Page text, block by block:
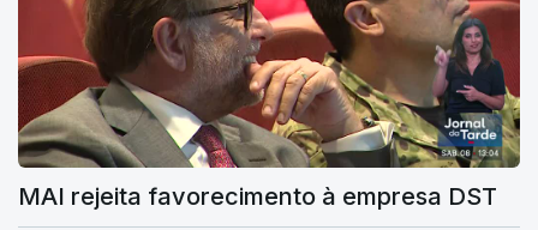
MAI rejeita favorecimento à empresa DST